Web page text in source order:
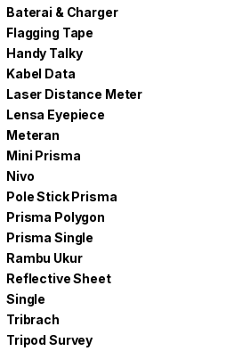
Baterai & Charger
Flagging Tape
Handy Talky
Kabel Data
Laser Distance Meter
Lensa Eyepiece
Meteran
Mini Prisma
Nivo
Pole Stick Prisma
Prisma Polygon
Prisma Single
Rambu Ukur
Reflective Sheet
Single
Tribrach
Tripod Survey